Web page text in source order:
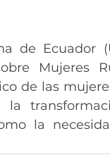
de Ecuador
Mujeres
de las
la
la